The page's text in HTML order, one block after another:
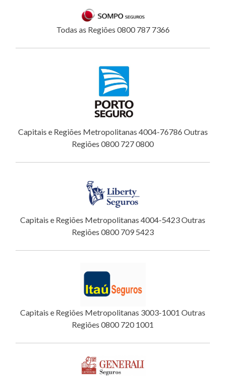
Todas as Regiões 0800 787 7366
Capitais e Regiões Metropolitanas 4004-76786 Outras
Regiões 0800 727 0800
Capitais e Regiões Metropolitanas 4004-5423 Outras
Regiões 0800 709 5423
Capitais e Regiões Metropolitanas 3003-1001 Outras
Regiões 0800 720 1001